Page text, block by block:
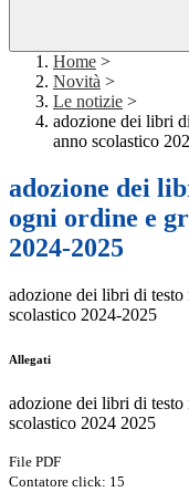
Home >
Novità >
Le notizie >
adozione dei libri
anno scolastico
adozione dei
ogni ordine e
2024-2025
adozione dei libri di
scolastico 2024-2025
Allegati
adozione dei libri di
scolastico 2024 2025
File PDF
Contatore click: 15